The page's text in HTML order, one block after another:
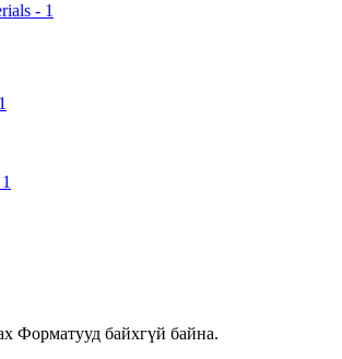
- 1
1
1
Форматууд байхгүй байна.